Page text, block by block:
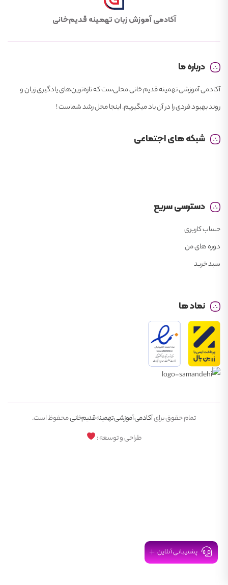
آکادمی آموزش زبان تهمـینه قـدیم‌خانی
درباره ما
آکادمی آموزشی تهمینه قدیم خانی محلی‌ست که تازه‌ترین‌های یادگیری زبان و
روند بهبود فردی را در آن یاد میگیریم. اینجا محل رشد شماست !
شبکه های اجتماعی
پشتیبانی آنلاین
دسترسی سریع
حساب کاربری
دوره های من
سبد خرید
نماد ها
تمام حقوق برایآکادمی آموزشی تهمینه قدیم‌خانیمحفوظ است.
طراحی و توسعه :